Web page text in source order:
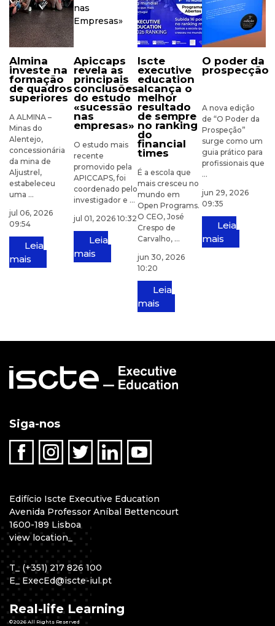
almina
investe na
formação
de quadros
superiores
A ALMINA –
Minas do
Alentejo,
concessionária
da mina de
Aljustrel,
estabeleceu
uma ...
jul 06, 2026
09:54
Leia
mais
apiccaps
revela as
principais
conclusões
do estudo
«sucessão
nas
empresas»
O estudo mais
recente
promovido pela
APICCAPS, foi
coordenado pelo
investigador e ...
jul 01, 2026 10:32
Leia
mais
iscte
executive
education
alcança o
melhor
resultado
de sempre
no ranking
do
financial
times
É a escola que
mais cresceu no
mundo em
Open Programs.
O CEO, José
Crespo de
Carvalho, ...
jun 30, 2026
10:20
Leia
mais
o poder da
prospecção
A nova edição
de “O Poder da
Prospeção”
surge como um
guia prático para
profissionais que
...
jun 29, 2026
09:35
Leia
mais
Siga-nos
Edifício Iscte Executive Education
Avenida Professor Aníbal Bettencourt
1600-189 Lisboa
view location_
T _ (+351) 217 826 100
E _ ExecEd@iscte-iul.pt
Real-life Learning
©2026 All Rights Reserved